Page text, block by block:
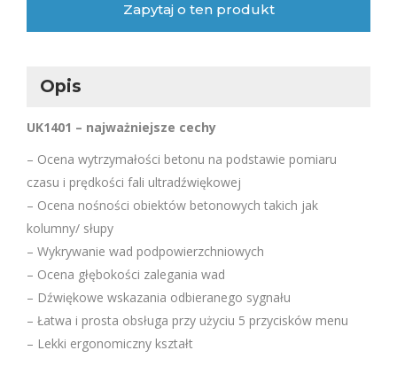
Zapytaj o ten produkt
Opis
UK1401 – najważniejsze cechy
– Ocena wytrzymałości betonu na podstawie pomiaru
czasu i prędkości fali ultradźwiękowej
– Ocena nośności obiektów betonowych takich jak
kolumny/ słupy
– Wykrywanie wad podpowierzchniowych
– Ocena głębokości zalegania wad
– Dźwiękowe wskazania odbieranego sygnału
– Łatwa i prosta obsługa przy użyciu 5 przycisków menu
– Lekki ergonomiczny kształt